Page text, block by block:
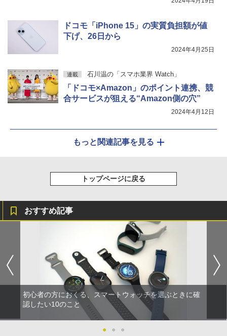
ドコモ「iPhone 15」の実質負担額が値
下げ、26日から
2024年4月25日
連載 石川温の「スマホ業界 Watch」
「ドコモ×Amazon」のポイント連携、競
合サービスが狙える“Amazon側の穴”
2024年4月12日
もっと関連記事を見る
トップページに戻る
おすすめ記事
初心者の方におくる、スマートウォッチを選ぶときに確
認したい10のこと
● ● ●